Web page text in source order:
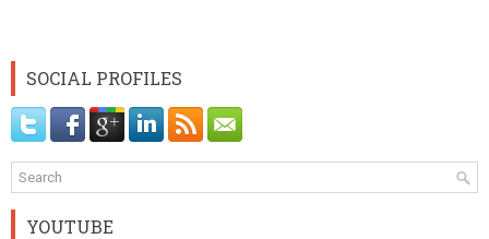
SOCIAL PROFILES
YOUTUBE